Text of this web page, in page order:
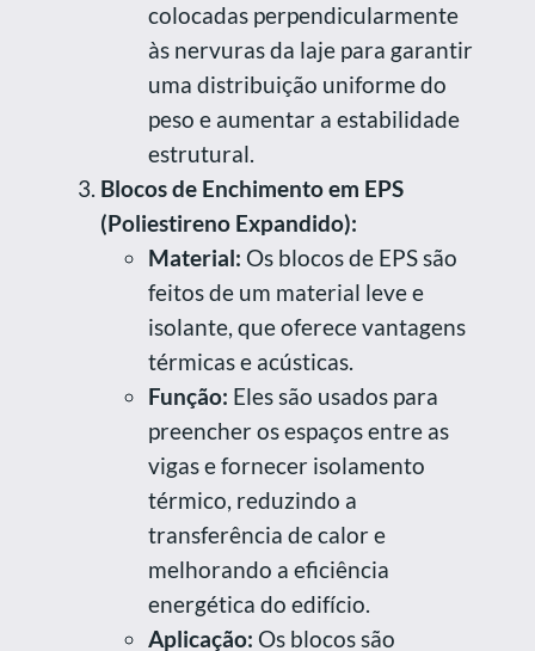
colocadas perpendicularmente
às nervuras da laje para garantir
uma distribuição uniforme do
peso e aumentar a estabilidade
estrutural.
Blocos de Enchimento em EPS
(Poliestireno Expandido):
Material: Os blocos de EPS são
feitos de um material leve e
isolante, que oferece vantagens
térmicas e acústicas.
Função: Eles são usados para
preencher os espaços entre as
vigas e fornecer isolamento
térmico, reduzindo a
transferência de calor e
melhorando a eficiência
energética do edifício.
Aplicação: Os blocos são